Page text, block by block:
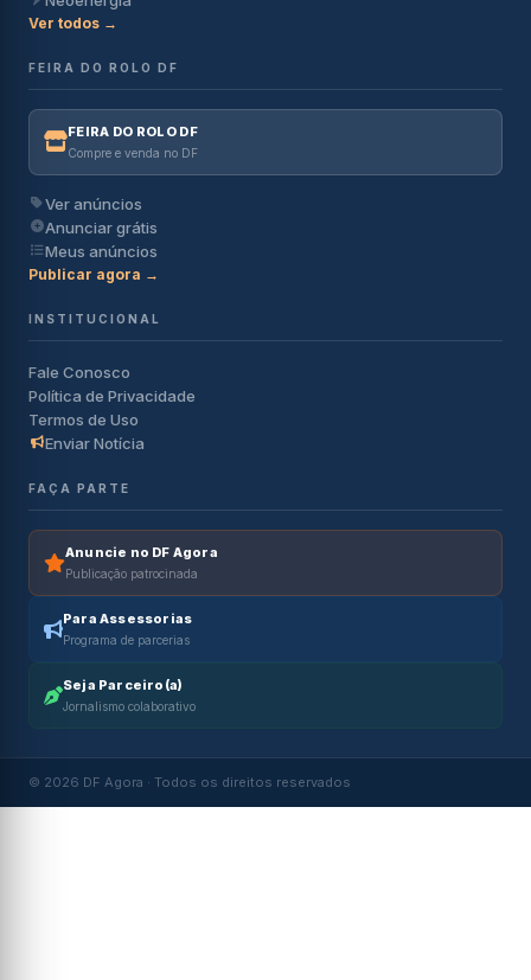
Ver todos →
FEIRA DO ROLO DF
FEIRA DO ROLO DF
Compre e venda no DF
Ver anúncios
Anunciar grátis
Meus anúncios
Publicar agora →
INSTITUCIONAL
Fale Conosco
Política de Privacidade
Termos de Uso
Enviar Notícia
FAÇA PARTE
Anuncie no DF Agora
Publicação patrocinada
Para Assessorias
Programa de parcerias
Seja Parceiro(a)
Jornalismo colaborativo
© 2026 DF Agora · Todos os direitos reservados